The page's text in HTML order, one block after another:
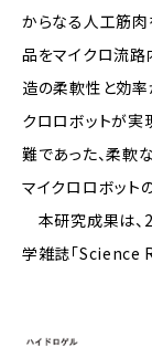
からなる人工筋肉
品をマイクロ流路
造の柔軟性と効率
クロロボットが実
難であった、柔軟
マイクロロボット
本研究成果は、
学雑誌「Science